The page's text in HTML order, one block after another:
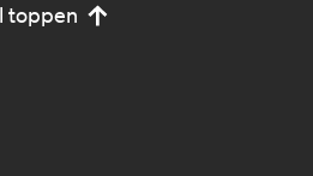
toppen